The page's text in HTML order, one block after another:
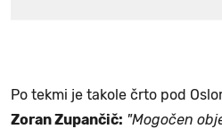
Po tekmi je takole črto pod
Zoran Zupančič: "Mogočen